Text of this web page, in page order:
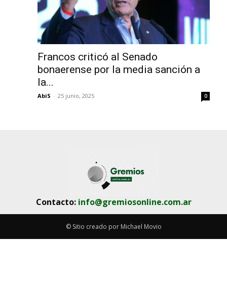
Francos criticó al Senado
bonaerense por la media sanción a
la...
AbiS - 25 junio, 2025 0
Contacto: info@gremiosonline.com.ar
© Sitio creado por Michael Movio